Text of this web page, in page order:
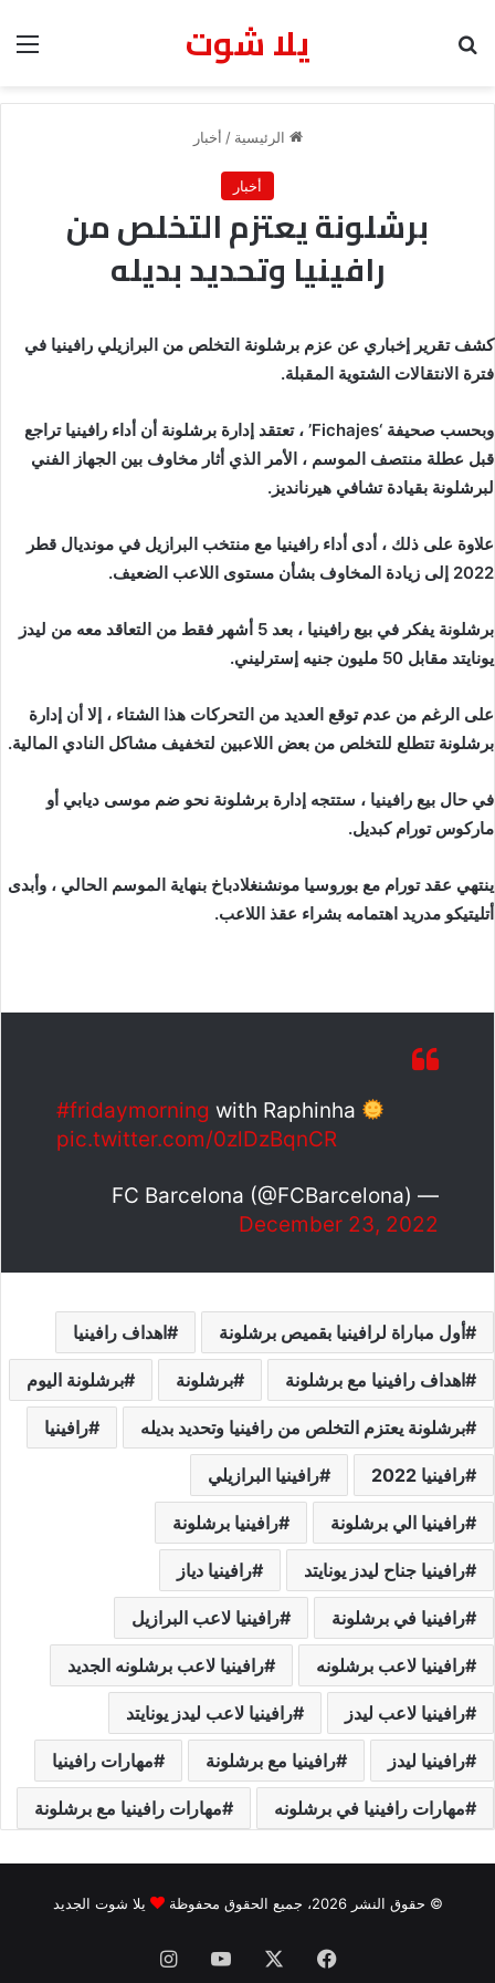
يلا شوت
الرئيسية / أخبار
أخبار
برشلونة يعتزم التخلص من
رافينيا وتحديد بديله
كشف تقرير إخباري عن عزم برشلونة التخلص من البرازيلي رافينيا في
فترة الانتقالات الشتوية المقبلة.
وبحسب صحيفة ‘Fichajes’ ، تعتقد إدارة برشلونة أن أداء رافينيا تراجع
قبل عطلة منتصف الموسم ، الأمر الذي أثار مخاوف بين الجهاز الفني
لبرشلونة بقيادة تشافي هيرنانديز.
علاوة على ذلك ، أدى أداء رافينيا مع منتخب البرازيل في مونديال قطر
2022 إلى زيادة المخاوف بشأن مستوى اللاعب الضعيف.
برشلونة يفكر في بيع رافينيا ، بعد 5 أشهر فقط من التعاقد معه من ليدز
يونايتد مقابل 50 مليون جنيه إسترليني.
على الرغم من عدم توقع العديد من التحركات هذا الشتاء ، إلا أن إدارة
برشلونة تتطلع للتخلص من بعض اللاعبين لتخفيف مشاكل النادي المالية.
في حال بيع رافينيا ، ستتجه إدارة برشلونة نحو ضم موسى ديابي أو
ماركوس تورام كبديل.
ينتهي عقد تورام مع بوروسيا مونشنغلادباخ بنهاية الموسم الحالي ، وأبدى
أتليتيكو مدريد اهتمامه بشراء عقذ اللاعب.
#fridaymorning with Raphinha
pic.twitter.com/0zlDzBqnCR
— FC Barcelona (@FCBarcelona)
December 23, 2022
أول مباراة لرافينيا بقميص برشلونة اهداف رافينيا
اهداف رافينيا مع برشلونة برشلونة برشلونة اليوم
برشلونة يعتزم التخلص من رافينيا وتحديد بديله رافينيا
رافينيا 2022 رافينيا البرازيلي
رافينيا الي برشلونة رافينيا برشلونة
رافينيا جناح ليدز يونايتد رافينيا دياز
رافينيا في برشلونة رافينيا لاعب البرازيل
رافينيا لاعب برشلونه رافينيا لاعب برشلونه الجديد
رافينيا لاعب ليدز رافينيا لاعب ليدز يونايتد
رافينيا ليدز رافينيا مع برشلونة مهارات رافينيا
مهارات رافينيا في برشلونه مهارات رافينيا مع برشلونة
© حقوق النشر 2026، جميع الحقوق محفوظة يلا شوت الجديد
فيسبوك ‫YouTubeانستقرام